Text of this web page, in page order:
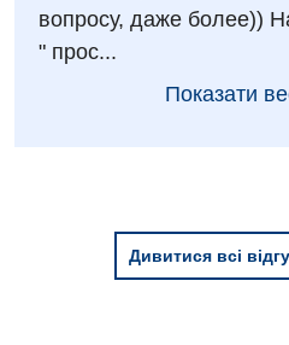
Педіатричне відділення
Проктологія
Терапевтичне відділення
вопросу, даже более))
" прос...
Показати
Дивитися всі